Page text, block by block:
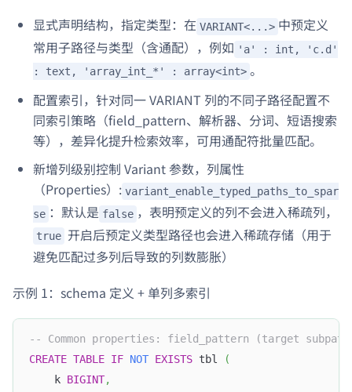
显式声明结构，指定类型：在 VARIANT<...> 中预定义
常用子路径与类型（含通配），例如 'a' : int, 'c.d'
: text, 'array_int_*' : array<int> 。
配置索引，针对同一 VARIANT 列的不同子路径配置不
同索引策略（field_pattern、解析器、分词、短语搜索
等），差异化提升检索效率，可用通配符批量匹配。
新增列级别控制 Variant 参数，列属性
（Properties）: variant_enable_typed_paths_to_spar
se ：默认是 false ，表明预定义的列不会进入稀疏列，
true 开启后预定义类型路径也会进入稀疏存储（用于
避免匹配过多列后导致的列数膨胀）
示例 1：schema 定义 + 单列多索引
-- Common properties: field_pattern (target
CREATE TABLE IF NOT EXISTS tbl
(
    k
BIGINT,